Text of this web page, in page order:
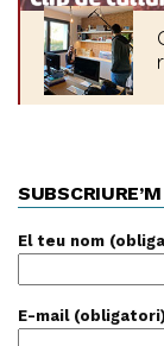
El teu nom
E-mail